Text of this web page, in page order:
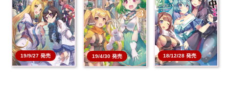
19/9/27 発売 19/4/30 発売 18/12/28 発売